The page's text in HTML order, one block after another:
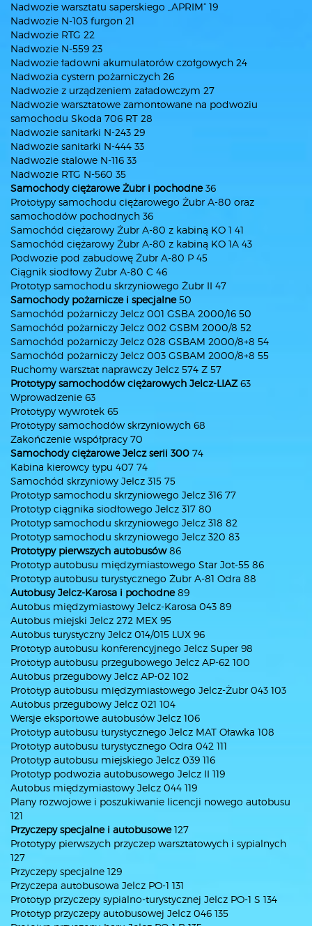
Nadwozie warsztatu saperskiego „APRIM” 19
Nadwozie N-103 furgon 21
Nadwozie RTG 22
Nadwozie N-559 23
Nadwozie ładowni akumulatorów czołgowych 24
Nadwozia cystern pożarniczych 26
Nadwozie z urządzeniem załadowczym 27
Nadwozie warsztatowe zamontowane na podwoziu
samochodu Skoda 706 RT 28
Nadwozie sanitarki N-243 29
Nadwozie sanitarki N-444 33
Nadwozie stalowe N-116 33
Nadwozie RTG N-560 35
Samochody ciężarowe Żubr i pochodne36
Prototypy samochodu ciężarowego Żubr A-80 oraz
samochodów pochodnych 36
Samochód ciężarowy Żubr A-80 z kabiną KO 1 41
Samochód ciężarowy Żubr A-80 z kabiną KO 1A 43
Podwozie pod zabudowę Żubr A-80 P 45
Ciągnik siodłowy Żubr A-80 C 46
Prototyp samochodu skrzyniowego Żubr II 47
Samochody pożarnicze i specjalne50
Samochód pożarniczy Jelcz 001 GSBA 2000/16 50
Samochód pożarniczy Jelcz 002 GSBM 2000/8 52
Samochód pożarniczy Jelcz 028 GSBAM 2000/8+8 54
Samochód pożarniczy Jelcz 003 GSBAM 2000/8+8 55
Ruchomy warsztat naprawczy Jelcz 574 Z 57
Prototypy samochodów ciężarowych Jelcz-LIAZ63
Wprowadzenie 63
Prototypy wywrotek 65
Prototypy samochodów skrzyniowych 68
Zakończenie współpracy 70
Samochody ciężarowe Jelcz serii 300 74
Kabina kierowcy typu 407 74
Samochód skrzyniowy Jelcz 315 75
Prototyp samochodu skrzyniowego Jelcz 316 77
Prototyp ciągnika siodłowego Jelcz 317 80
Prototyp samochodu skrzyniowego Jelcz 318 82
Prototyp samochodu skrzyniowego Jelcz 320 83
Prototypy pierwszych autobusów86
Prototyp autobusu międzymiastowego Star Jot-55 86
Prototyp autobusu turystycznego Żubr A-81 Odra 88
Autobusy Jelcz-Karosa i pochodne89
Autobus międzymiastowy Jelcz-Karosa 043 89
Autobus miejski Jelcz 272 MEX 95
Autobus turystyczny Jelcz 014/015 LUX 96
Prototyp autobusu konferencyjnego Jelcz Super 98
Prototyp autobusu przegubowego Jelcz AP-62 100
Autobus przegubowy Jelcz AP-02 102
Prototyp autobusu międzymiastowego Jelcz-Żubr 043 103
Autobus przegubowy Jelcz 021 104
Wersje eksportowe autobusów Jelcz 106
Prototyp autobusu turystycznego Jelcz MAT Oławka 108
Prototyp autobusu turystycznego Odra 042 111
Prototyp autobusu miejskiego Jelcz 039 116
Prototyp podwozia autobusowego Jelcz II 119
Autobus międzymiastowy Jelcz 044 119
Plany rozwojowe i poszukiwanie licencji nowego autobusu
121
Przyczepy specjalne i autobusowe127
Prototypy pierwszych przyczep warsztatowych i sypialnych
127
Przyczepy specjalne 129
Przyczepa autobusowa Jelcz PO-1 131
Prototyp przyczepy sypialno-turystycznej Jelcz PO-1 S 134
Prototyp przyczepy autobusowej Jelcz 046 135